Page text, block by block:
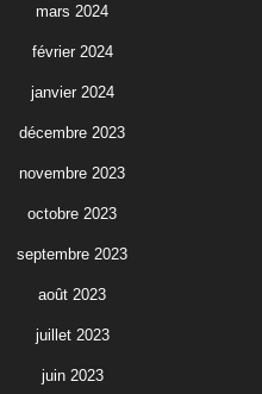
mars 2024
février 2024
janvier 2024
décembre 2023
novembre 2023
octobre 2023
septembre 2023
août 2023
juillet 2023
juin 2023